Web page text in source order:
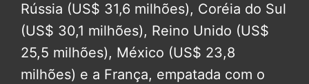
Rússia (US$ 31,6 milhões), Coréia do Sul
(US$ 30,1 milhões), Reino Unido (US$
25,5 milhões), México (US$ 23,8
milhões) e a França, empatada com o